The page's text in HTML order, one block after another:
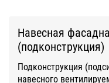
Навесная
(подконструкция)
Подконструкция
навесного